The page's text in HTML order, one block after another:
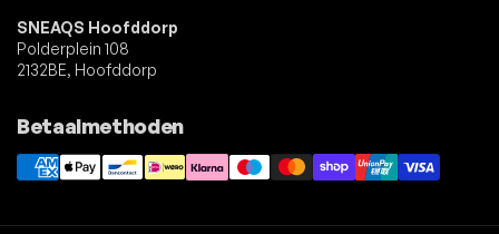
SNEAQS Hoofddorp
Polderplein 108
2132BE, Hoofddorp
Betaalmethoden